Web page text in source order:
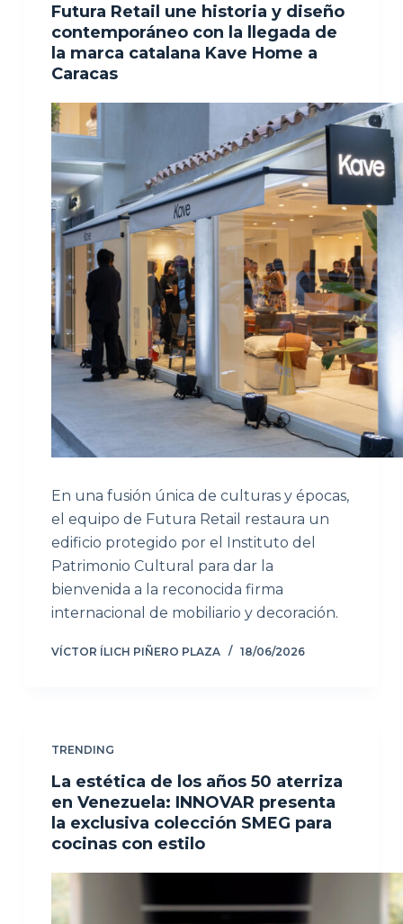
Futura Retail une historia y diseño
contemporáneo con la llegada de
la marca catalana Kave Home a
Caracas
En una fusión única de culturas y épocas,
el equipo de Futura Retail restaura un
edificio protegido por el Instituto del
Patrimonio Cultural para dar la
bienvenida a la reconocida firma
internacional de mobiliario y decoración.
VÍCTOR ÍLICH PIÑERO PLAZA 18/06/2026
TRENDING
La estética de los años 50 aterriza
en Venezuela: INNOVAR presenta
la exclusiva colección SMEG para
cocinas con estilo